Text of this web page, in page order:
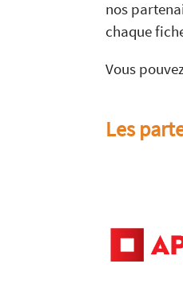
nos
chaque
Vous
Les